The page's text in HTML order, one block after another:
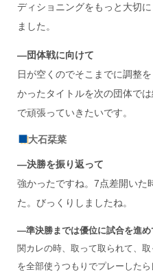
ディショニングをもっと大切
ました。
―団体戦に向けて
日が空くのでそこまでに調整
かったタイトルを次の団体で
で頑張っていきたいです。
大石栞菜
―決勝を振り返って
強かったですね。7点差開いた
た。びっくりしましたね。
―準決勝までは優位に試合を進め
関カレの時、取って取られて、
を全部使うつもりでプレーしたら